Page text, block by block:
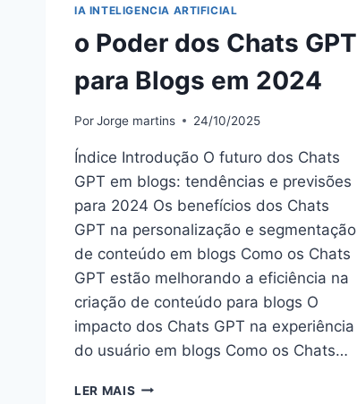
IA INTELIGENCIA ARTIFICIAL
o Poder dos Chats GPT
para Blogs em 2024
PorJorge martins 24/10/2025
Índice Introdução O futuro dos Chats
GPT em blogs: tendências e previsões
para 2024 Os benefícios dos Chats
GPT na personalização e segmentação
de conteúdo em blogs Como os Chats
GPT estão melhorando a eficiência na
criação de conteúdo para blogs O
impacto dos Chats GPT na experiência
do usuário em blogs Como os Chats…
LER MAIS O